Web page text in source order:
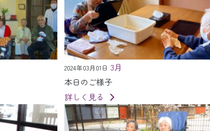
2024年03月01日 3月
本日のご様子
詳しく見る